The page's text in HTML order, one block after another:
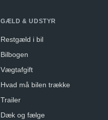
GÆLD & UDSTYR
Restgæld i bil
Bilbogen
Vægtafgift
Hvad må bilen trække
Trailer
Dæk og fælge